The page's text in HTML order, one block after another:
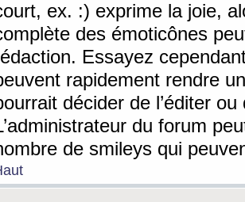
ex. :) exprime la joie,
des émoticônes
Essayez
rapidement rendre
décider de l’éditer
du forum
de smileys qui